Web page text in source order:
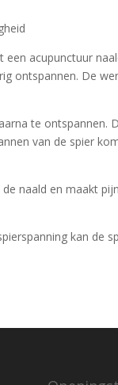
een acupunctuur
ontspannen. De
te ontspannen.
van de spier
naald en maakt pijn
kan de